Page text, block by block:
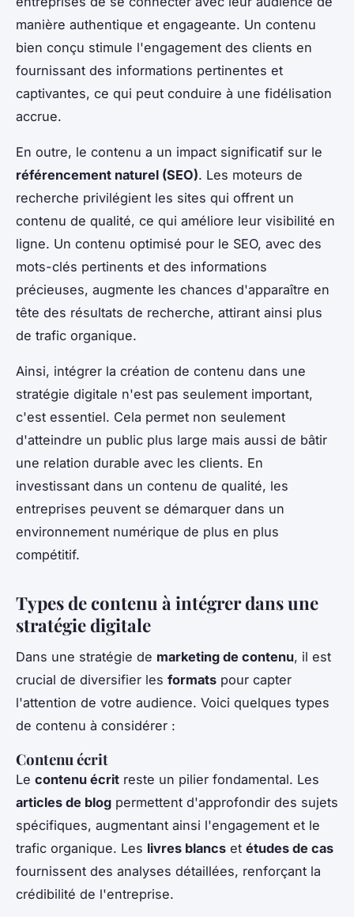
manière authentique et engageante. Un contenu
bien conçu stimule l'engagement des clients en
fournissant des informations pertinentes et
captivantes, ce qui peut conduire à une fidélisation
accrue.
En outre, le contenu a un impact significatif sur le
référencement naturel (SEO). Les moteurs de
recherche privilégient les sites qui offrent un
contenu de qualité, ce qui améliore leur visibilité en
ligne. Un contenu optimisé pour le SEO, avec des
mots-clés pertinents et des informations
précieuses, augmente les chances d'apparaître en
tête des résultats de recherche, attirant ainsi plus
de trafic organique.
Ainsi, intégrer la création de contenu dans une
stratégie digitale n'est pas seulement important,
c'est essentiel. Cela permet non seulement
d'atteindre un public plus large mais aussi de bâtir
une relation durable avec les clients. En
investissant dans un contenu de qualité, les
entreprises peuvent se démarquer dans un
environnement numérique de plus en plus
compétitif.
Types de contenu à intégrer dans une
stratégie digitale
Dans une stratégie de marketing de contenu, il est
crucial de diversifier les formats pour capter
l'attention de votre audience. Voici quelques types
de contenu à considérer :
Contenu écrit
Le contenu écrit reste un pilier fondamental. Les
articles de blog permettent d'approfondir des sujets
spécifiques, augmentant ainsi l'engagement et le
trafic organique. Les livres blancs et études de cas
fournissent des analyses détaillées, renforçant la
crédibilité de l'entreprise.